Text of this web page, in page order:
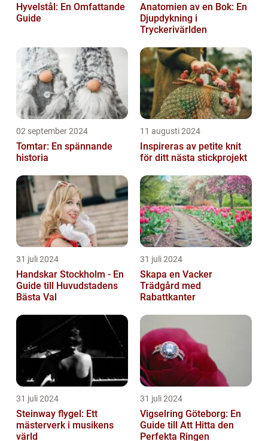
Hyvelstål: En Omfattande
Guide
Anatomien av en Bok: En
Djupdykning i
Tryckerivärlden
02 september 2024
Tomtar: En spännande
historia
11 augusti 2024
Inspireras av petite knit
för ditt nästa stickprojekt
31 juli 2024
Handskar Stockholm - En
Guide till Huvudstadens
Bästa Val
31 juli 2024
Skapa en Vacker
Trädgård med
Rabattkanter
31 juli 2024
Steinway flygel: Ett
mästerverk i musikens
värld
31 juli 2024
Vigselring Göteborg: En
Guide till Att Hitta den
Perfekta Ringen